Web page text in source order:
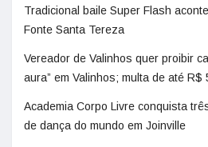
Tradicional baile Super Flash
Fonte Santa Tereza
Vereador de Valinhos quer proibir
aura” em Valinhos; multa de até R$
Academia Corpo Livre conquista
de dança do mundo em Joinville